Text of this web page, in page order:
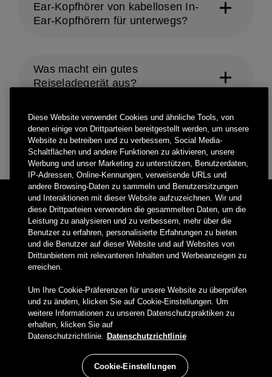
Ear-Kopfhörer von kabellosen In-
Ear-Kopfhörern für unterwegs?
Was macht ein gutes
Reiseladegerät aus?
Sollte ich auf Reisen Audio- und
Ladezubehör dabei haben?
Kontakt mit Belkin
Erhalten Sie Neuigkeiten und Angebote
Belkin Twitter
Belkin Facebook
Belkin Instagram
Belkin LinkedIn
Belkin Youtube
Belkin TikTok
Diese Website verwendet Cookies und ähnliche Tools, von
denen einige von Drittparteien bereitgestellt werden, um unsere
Website zu betreiben und zu verbessern, Social Media-
Schaltflächen und andere Funktionen zu aktivieren, unsere
Werbung und unser Marketing zu unterstützen, Benutzerdaten,
IP-Adressen, Online-Kennungen, verweisende URLs und
andere Browsing-Daten zu sammeln und Benutzersitzungen
und Interaktionen mit dieser Website aufzuzeichnen. Wir und
diese Drittparteien verwenden die gesammelten Daten, um die
Leistung zu analysieren und zu verbessern, mehr über die
Benutzer zu erfahren, personalisierte Erfahrungen zu bieten
und die Benutzer auf dieser Website und auf Websites von
Drittanbietern mit relevanteren Inhalten und Werbeanzeigen zu
erreichen.
Um Ihre Cookie-Präferenzen für unsere Website zu überprüfen
und zu ändern, klicken Sie auf Cookie-Einstellungen. Um
weitere Informationen zu unseren Datenschutzpraktiken zu
erhalten, klicken Sie auf
Datenschutzrichtlinie. Datenschutzrichtlinie
Cookie-Einstellungen